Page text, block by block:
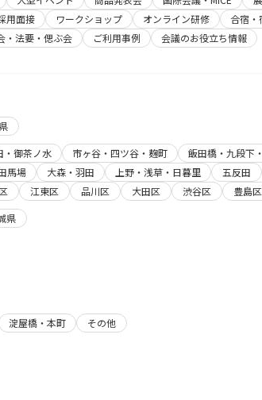
用面接 ワークショップ オンライン研修 合宿・
・法要・偲ぶ会 ご利用事例 会議のお役立ち情報
・御茶ノ水 市ヶ谷・四ツ谷・麹町 飯田橋・九段下
馬場 大森・羽田 上野・浅草・日暮里 五反田
江東区 品川区 大田区 渋谷区 豊島区
県
淀屋橋・本町 その他